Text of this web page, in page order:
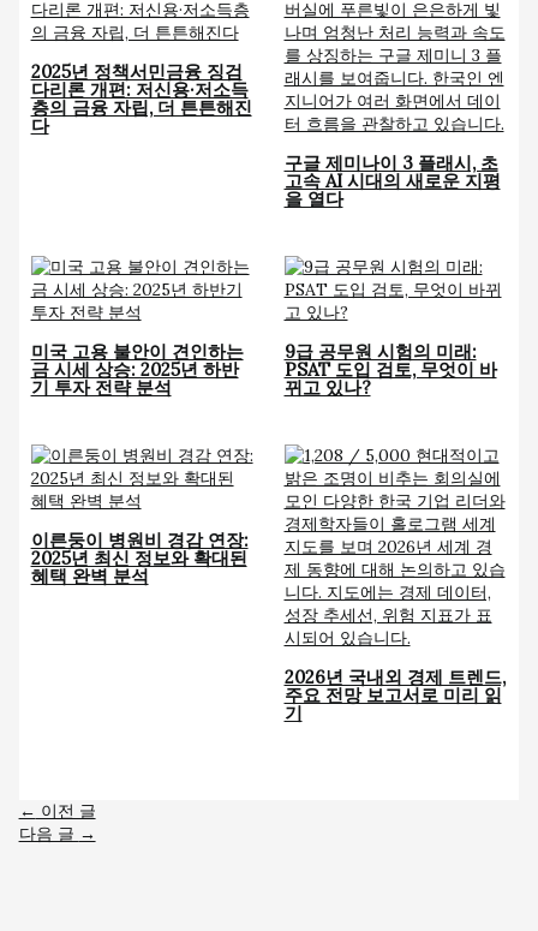
2025년 정책서민금융 징검
다리론 개편: 저신용·저소득
층의 금융 자립, 더 튼튼해진
다
구글 제미나이 3 플래시, 초
고속 AI 시대의 새로운 지평
을 열다
미국 고용 불안이 견인하는
금 시세 상승: 2025년 하반
기 투자 전략 분석
9급 공무원 시험의 미래:
PSAT 도입 검토, 무엇이 바
뀌고 있나?
이른둥이 병원비 경감 연장:
2025년 최신 정보와 확대된
혜택 완벽 분석
2026년 국내외 경제 트렌드,
주요 전망 보고서로 미리 읽
기
← 이전 글
다음 글 →